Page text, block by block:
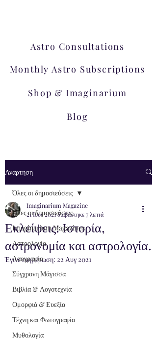
Monthly Astro Subscriptions
Astro Consultations
Shop & Imaginarium
Blog
Ανάρτηση
Όλες οι δημοσιεύσεις
Imaginarium Magazines
Αστρολογία
Λαογραφία
Σύγχρονη Μάγισσα
Βιβλία & Λογοτεχνία
Ομορφιά & Ευεξία
Τέχνη και Φωτογραφία
Μυθολογία
Όλες οι δημοσιεύσεις
Εκλείψεις: Ιστορία,
αστρονομία και αστρολογία.
Imaginarium Magazine
21 Ιουν 2021διαβάστηκε 7 λεπτά
Έγινε ενημέρωση: 22 Αυγ 2021